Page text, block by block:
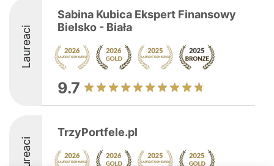
Laureaci
Sabina Kubica Ekspert Finansowy
Bielsko - Biała
9.7
TrzyPortfele.pl